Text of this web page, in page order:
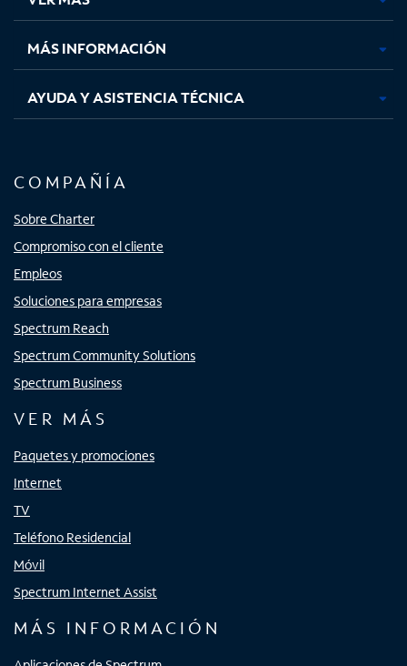
nuevanuevanuevanueva
MÁS INFORMACIÓN
AYUDA Y ASISTENCIA TÉCNICA
COMPAÑÍA
Sobre Charter
Compromiso con el cliente
Empleos
Soluciones para empresas
Spectrum Reach
Spectrum Community Solutions
Spectrum Business
VER MÁS
Paquetes y promociones
Internet
TV
Teléfono Residencial
Móvil
Spectrum Internet Assist
MÁS INFORMACIÓN